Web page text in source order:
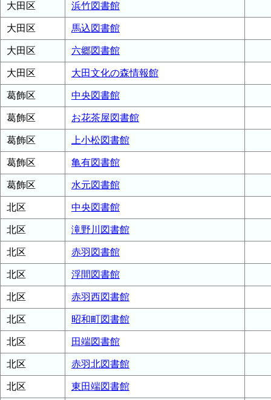
大田区 浜竹図書館
大田区 馬込図書館
大田区 六郷図書館
大田区 大田文化の森情報館
葛飾区 中央図書館
葛飾区 お花茶屋図書館
葛飾区 上小松図書館
葛飾区 亀有図書館
葛飾区 水元図書館
北区 中央図書館
北区 滝野川図書館
北区 赤羽図書館
北区 浮間図書館
北区 赤羽西図書館
北区 昭和町図書館
北区 田端図書館
北区 赤羽北図書館
北区 東田端図書館